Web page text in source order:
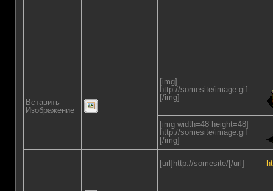
Вставить
Изображение
[img]
http://somesite/image.gif
[/img]
[img width=48 height=48]
http://somesite/image.gif
[/img]
[url]http://somesite/[/url]